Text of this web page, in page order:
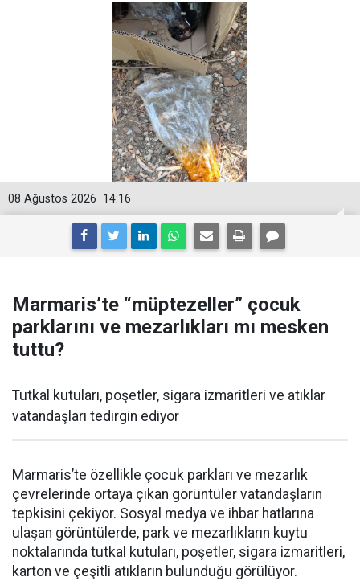
14:16
08 Ağustos 2026
Marmaris’te “müptezeller” çocuk
parklarını ve mezarlıkları mı mesken
tuttu?
Tutkal kutuları, poşetler, sigara izmaritleri ve atıklar
vatandaşları tedirgin ediyor
Marmaris’te özellikle çocuk parkları ve mezarlık
çevrelerinde ortaya çıkan görüntüler vatandaşların
tepkisini çekiyor. Sosyal medya ve ihbar hatlarına
ulaşan görüntülerde, park ve mezarlıkların kuytu
noktalarında tutkal kutuları, poşetler, sigara izmaritleri,
karton ve çeşitli atıkların bulunduğu görülüyor.